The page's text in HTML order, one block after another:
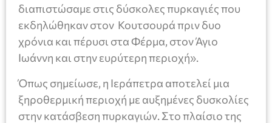
διαπιστώσαμε στις δύσκολες πυρκαγιές που
εκδηλώθηκαν στον Κουτσουρά πριν δυο
χρόνια και πέρυσι στα Φέρμα, στον Άγιο
Ιωάννη και στην ευρύτερη περιοχή».
Όπως σημείωσε, η Ιεράπετρα αποτελεί μια
ξηροθερμική περιοχή με αυξημένες δυσκολίες
στην κατάσβεση πυρκαγιών. Στο πλαίσιο της